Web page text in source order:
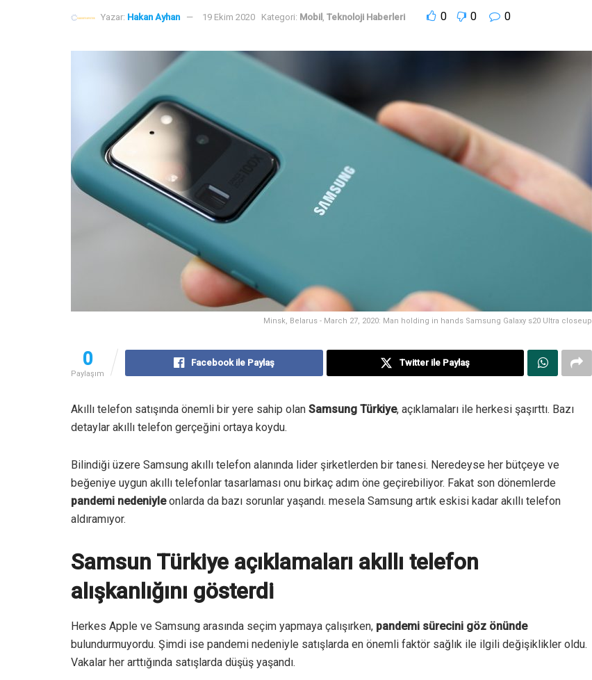
Yazar: Hakan Ayhan 19 Ekim 2020 Kategori: Mobil , Teknoloji Haberleri 0 0 0
Minsk, Belarus - March 27, 2020: Man holding in hands Samsung Galaxy s20 Ultra closeup
0
Paylaşım
Facebook ile Paylaş Twitter ile Paylaş
Akıllı telefon satışında önemli bir yere sahip olan Samsung Türkiye, açıklamaları ile herkesi şaşırttı. Bazı
detaylar akıllı telefon gerçeğini ortaya koydu.
Bilindiği üzere Samsung akıllı telefon alanında lider şirketlerden bir tanesi. Neredeyse her bütçeye ve
beğeniye uygun akıllı telefonlar tasarlaması onu birkaç adım öne geçirebiliyor. Fakat son dönemlerde
pandemi nedeniyleonlarda da bazı sorunlar yaşandı. mesela Samsung artık eskisi kadar akıllı telefon
aldıramıyor.
Samsun Türkiye açıklamaları akıllı telefon
alışkanlığını gösterdi
Herkes Apple ve Samsung arasında seçim yapmaya çalışırken, pandemi sürecini göz önünde
bulundurmuyordu. Şimdi ise pandemi nedeniyle satışlarda en önemli faktör sağlık ile ilgili değişiklikler oldu.
Vakalar her arttığında satışlarda düşüş yaşandı.